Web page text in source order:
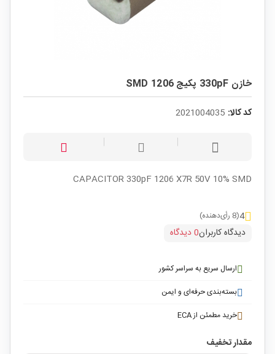
خازن 330pF پکیج SMD 1206
کد کالا: 2021004035
CAPACITOR 330pF 1206 X7R 50V 10% SMD
4(8 رأی‌دهنده)
دیدگاه کاربران0 دیدگاه
ارسال سریع به سراسر کشور
بسته‌بندی حرفه‌ای و ایمن
خرید مطمئن از ECA
مقدار تخفیف